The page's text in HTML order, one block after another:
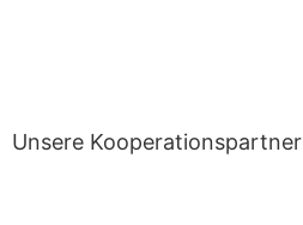
Unsere Kooperationspartner